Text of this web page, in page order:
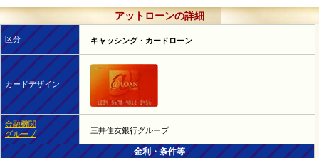
アットローンの詳細
区分 キャッシング・カードローン
カードデザイン
金融機関
グループ
三井住友銀行グループ
金利・条件等